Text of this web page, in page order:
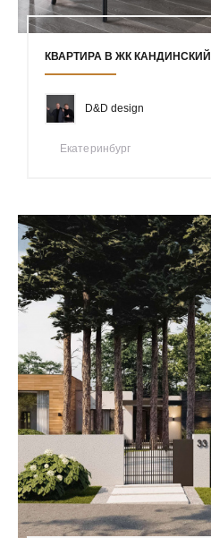
КВАРТИРА В ЖК КАНДИНСКИЙ
D&D design
Екатеринбург